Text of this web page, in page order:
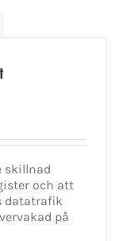
skillnad
och att
datatrafik
på